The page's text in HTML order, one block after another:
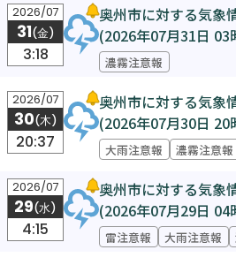
2026/07
31(金)
3:18
奥州市に対する気象
(2026年07月31日 03
濃霧注意報
2026/07
30(木)
20:37
奥州市に対する気象
(2026年07月30日 20
大雨注意報 濃霧注意報
2026/07
29(水)
4:15
奥州市に対する気象
(2026年07月29日 04
雷注意報 大雨注意報